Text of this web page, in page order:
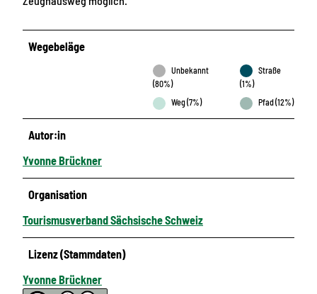
Wegebeläge
Unbekannt
(80%)
Straße
(1%)
Weg (7%)
Pfad (12%)
Autor:in
Yvonne Brückner
Organisation
Tourismusverband Sächsische Schweiz
Lizenz (Stammdaten)
Yvonne Brückner